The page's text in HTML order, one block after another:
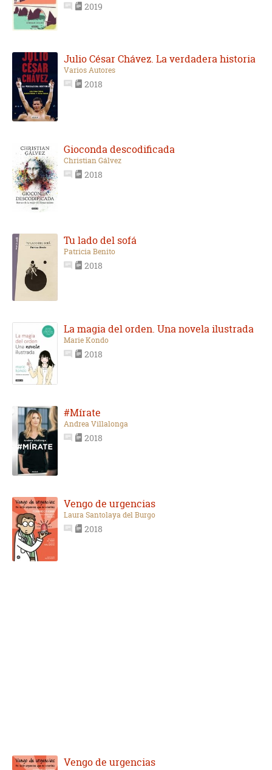
2019
Julio César Chávez. La verdadera historia
Varios Autores
2018
Gioconda descodificada
Christian Gálvez
2018
Tu lado del sofá
Patricia Benito
2018
La magia del orden. Una novela ilustrada
Marie Kondo
2018
#Mírate
Andrea Villalonga
2018
Vengo de urgencias
Laura Santolaya del Burgo
2018
Vengo de urgencias